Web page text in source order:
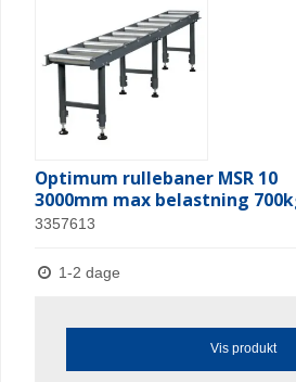
Optimum rullebaner MSR 10
3000mm max belastning
3357613
1-2 dage
Vis produkt